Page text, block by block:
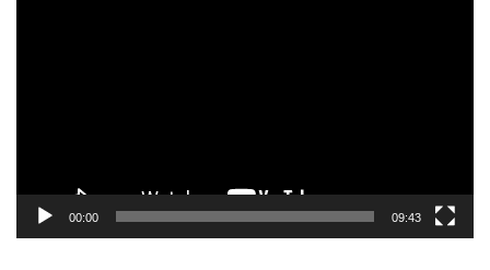
00:00 09:43